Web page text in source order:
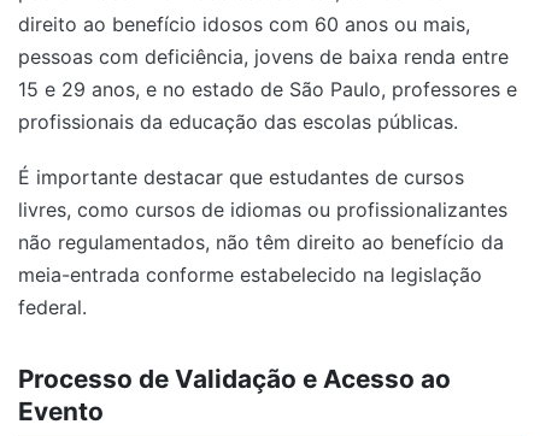
direito ao benefício idosos com 60 anos ou mais,
pessoas com deficiência, jovens de baixa renda entre
15 e 29 anos, e no estado de São Paulo, professores e
profissionais da educação das escolas públicas.
É importante destacar que estudantes de cursos
livres, como cursos de idiomas ou profissionalizantes
não regulamentados, não têm direito ao benefício da
meia-entrada conforme estabelecido na legislação
federal.
Processo de Validação e Acesso ao
Evento